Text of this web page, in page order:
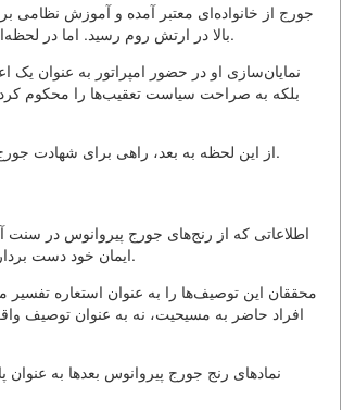
جورج از خانواده‌ای معتبر آمده و آموزش نظامی
بالا در ارتش روم رسید. اما در لحظه‌ای که تعقیب مسیحیان شروع شد، او به صراحت از ایمان خود به مسیح سخن گفت.
نمایان‌سازی او در حضور امپراتور به عنوان
بلکه به صراحت سیاست تعقیب‌ها را محکوم
از این لحظه به بعد، راهی برای شهادت جورج پیروانوس آغاز شد که او را از سرباز امپراتوری به نماد شجاعت معنوی تبدیل کرد.
اطلاعاتی که از رنج‌های جورج پیروانوس در
ایمان خود دست بردارد، اما بر اساس افسانه، هر آزمایش جدید تنها استقامت معنوی او را بیشتر می‌کرد.
محققان این توصیف‌ها را به عنوان استعاره تفسیر
افراد حاضر به مسیحیت، نه به عنوان توصیف
نمادهای رنج جورج پیروانوس بعدها به